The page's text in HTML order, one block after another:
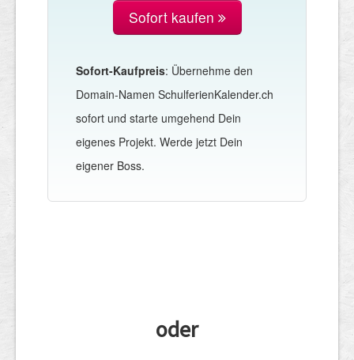
Sofort kaufen
Sofort-Kaufpreis: Übernehme den
Domain-Namen SchulferienKalender.ch
sofort und starte umgehend Dein
eigenes Projekt. Werde jetzt Dein
eigener Boss.
oder